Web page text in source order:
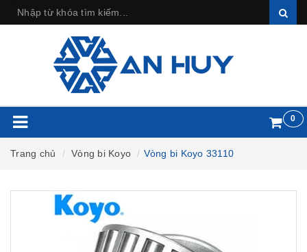
0
Trang chủ Vòng bi Koyo Vòng bi Koyo 33110